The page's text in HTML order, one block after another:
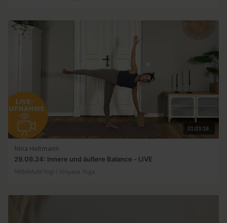
01:03:16
Nina Heitmann
29.09.24: Innere und äußere Balance - LIVE
Mittelstufe-Yogi | Vinyasa Yoga